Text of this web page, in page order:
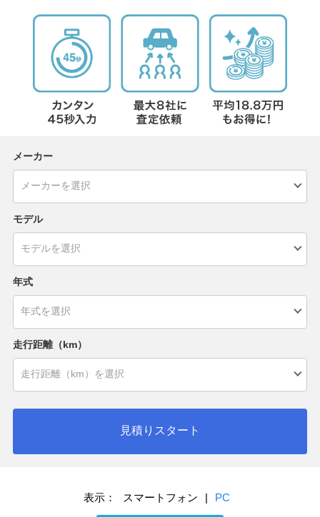
メーカー
モデル
年式
走行距離（km）
見積りスタート
表示： スマートフォン | PC